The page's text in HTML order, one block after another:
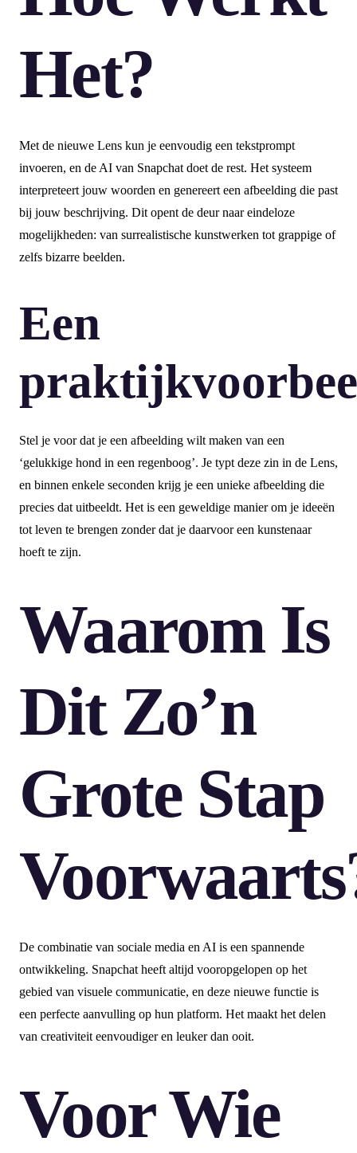
Het?
Met de nieuwe Lens kun je eenvoudig een tekstprompt
invoeren, en de AI van Snapchat doet de rest. Het systeem
interpreteert jouw woorden en genereert een afbeelding die past
bij jouw beschrijving. Dit opent de deur naar eindeloze
mogelijkheden: van surrealistische kunstwerken tot grappige of
zelfs bizarre beelden.
Een
Stel je voor dat je een afbeelding wilt maken van een
‘gelukkige hond in een regenboog’. Je typt deze zin in de Lens,
en binnen enkele seconden krijg je een unieke afbeelding die
precies dat uitbeeldt. Het is een geweldige manier om je ideeën
tot leven te brengen zonder dat je daarvoor een kunstenaar
hoeft te zijn.
Waarom Is
Dit Zo’n
Grote Stap
De combinatie van sociale media en AI is een spannende
ontwikkeling. Snapchat heeft altijd vooropgelopen op het
gebied van visuele communicatie, en deze nieuwe functie is
een perfecte aanvulling op hun platform. Het maakt het delen
van creativiteit eenvoudiger en leuker dan ooit.
Voor Wie